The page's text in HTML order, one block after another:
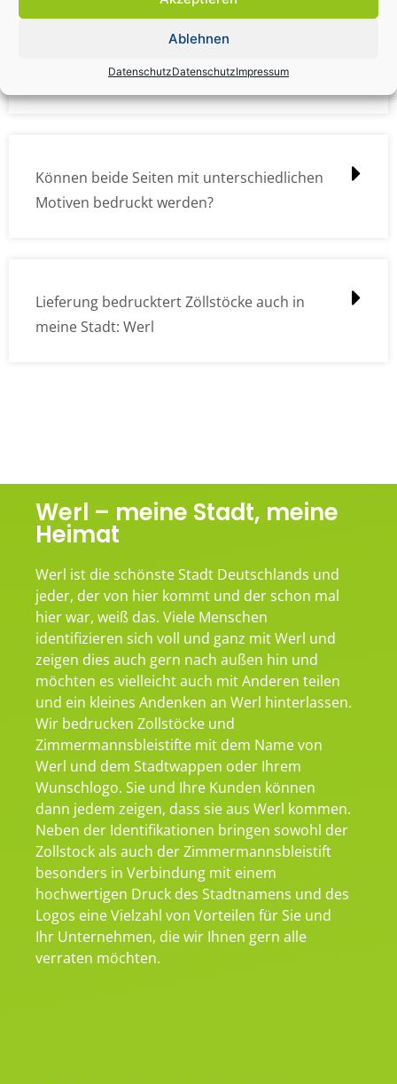
Ablehnen
DatenschutzDatenschutzImpressum
erstellt werden?
Können beide Seiten mit unterschiedlichen
Motiven bedruckt werden?
Lieferung bedrucktert Zöllstöcke auch in
meine Stadt: Werl
Werl – meine Stadt, meine
Heimat
Werl ist die schönste Stadt Deutschlands und
jeder, der von hier kommt und der schon mal
hier war, weiß das. Viele Menschen
identifizieren sich voll und ganz mit Werl und
zeigen dies auch gern nach außen hin und
möchten es vielleicht auch mit Anderen teilen
und ein kleines Andenken an Werl hinterlassen.
Wir bedrucken Zollstöcke und
Zimmermannsbleistifte mit dem Name von
Werl und dem Stadtwappen oder Ihrem
Wunschlogo. Sie und Ihre Kunden können
dann jedem zeigen, dass sie aus Werl kommen.
Neben der Identifikationen bringen sowohl der
Zollstock als auch der Zimmermannsbleistift
besonders in Verbindung mit einem
hochwertigen Druck des Stadtnamens und des
Logos eine Vielzahl von Vorteilen für Sie und
Ihr Unternehmen, die wir Ihnen gern alle
verraten möchten.